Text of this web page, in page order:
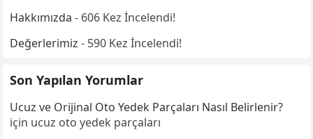
Hakkımızda - 606 Kez İncelendi!
Değerlerimiz - 590 Kez İncelendi!
Son Yapılan Yorumlar
Ucuz ve Orijinal Oto Yedek Parçaları Nasıl Belirlenir?
için ucuz oto yedek parçaları